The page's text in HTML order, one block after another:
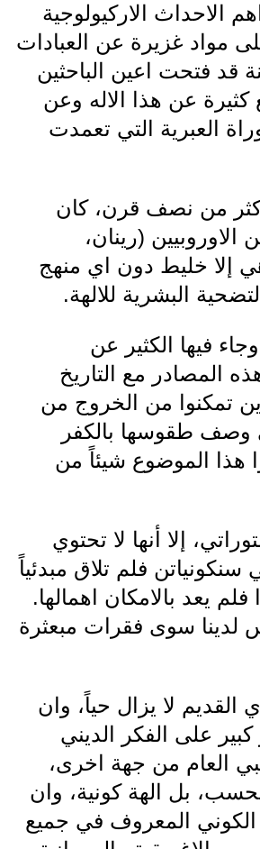
الاركيولوجية
مواد غزيرة عن العبادات
قد فتحت اعين الباحثين
كثيرة عن هذا الاله وعن
العبرية التي تعمدت
من نصف قرن، كان
(رينان،
إلا خليط دون اي منهج
البشرية للالهة.
فيها الكثير عن
المصادر مع التاريخ
تمكنوا من الخروج من
وصف طقوسها بالكفر
هذا الموضوع شيئاً من
إلا أنها لا تحتوي
سنكونياتن فلم تلاق مبدئياً
يعد بالامكان اهمالها.
لدينا سوى فقرات مبعثرة
القديم لا يزال حياً، وان
كبير على الفكر الديني
العام من جهة اخرى،
بل الهة كونية، وان
الكوني المعروف في جميع